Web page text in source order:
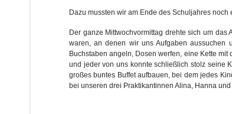
Dazu mussten wir am Ende des Schuljahres
Der ganze Mittwochvormittag drehte sich um
waren, an denen wir uns Aufgaben aussuchen
Buchstaben angeln, Dosen werfen, eine Kette
und jeder von uns konnte schließlich stolz seine
großes buntes Buffet aufbauen, bei dem jedes
bei unseren drei Praktikantinnen Alina, Hanna